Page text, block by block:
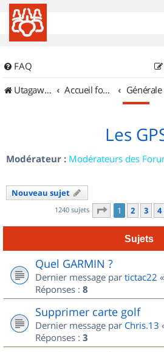
FAQ
UtagawaVTT (Randos VTT et VTTAE avec traces GPS)
Accueil forum Générale
Les
Modérateur : Modérateurs des
Nouveau sujet
1240 sujets Page 1sur
1 2 3 4
Sujets
Quel GARMIN ?
Dernier message par tictac22 «
Réponses : 8
Supprimer carte golf
Dernier message par Chris.13
Réponses : 3